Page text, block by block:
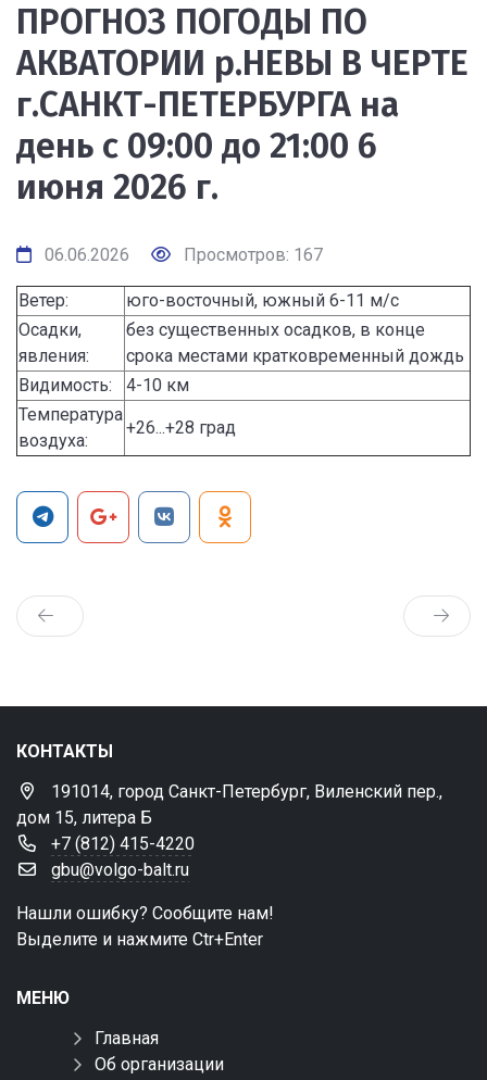
ПРОГНОЗ ПОГОДЫ ПО
АКВАТОРИИ р.НЕВЫ В ЧЕРТЕ
г.САНКТ-ПЕТЕРБУРГА на
день с 09:00 до 21:00 6
июня 2026 г.
06.06.2026 Просмотров: 167
Ветер:
юго-восточный, южный 6-11 м/с
Осадки,
явления:
без существенных осадков, в конце
срока местами кратковременный дождь
Видимость:
4-10 км
Температура
воздуха:
+26...+28 град
КОНТАКТЫ
191014, город Санкт-Петербург, Виленский пер.,
дом 15, литера Б
+7 (812) 415-4220
gbu@volgo-balt.ru
Нашли ошибку? Сообщите нам!
Выделите и нажмите Ctr+Enter
МЕНЮ
Главная
Об организации